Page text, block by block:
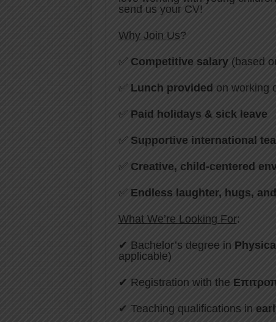
send us your CV!
Why Join Us?
✅ Competitive salary(based
✅ Lunch provided on working
✅ Paid holidays & sick leave
✅ Supportive international
✅ Creative, child-centered
✅ Endless laughter, hugs,
What We’re Looking For:
✔ Bachelor’s degree in
applicable)
✔ Registration with the
✔ Teaching qualifications in